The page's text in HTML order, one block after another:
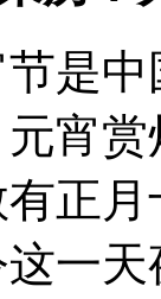
是
宵
正
一